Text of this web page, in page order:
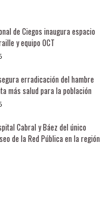
de Ciegos inaugura espacio
y equipo OCT
erradicación del hambre
más salud para la población
Cabral y Báez del único
de la Red Pública en la región